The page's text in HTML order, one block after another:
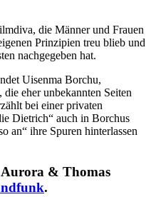
die Männer und Frauen
Prinzipien treu blieb und
nachgegeben hat.
Uisenma Borchu,
eher unbekannten Seiten
bei einer privaten
Dietrich“ auch in Borchus
an“ ihre Spuren hinterlassen
& Thomas
.